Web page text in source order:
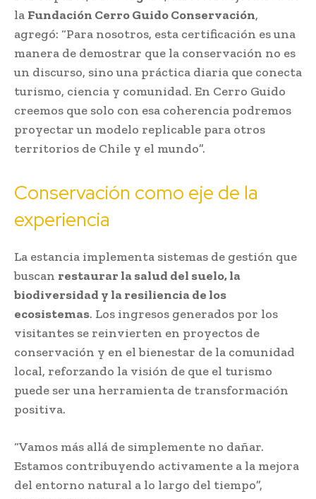
la Fundación Cerro Guido Conservación,
agregó: “Para nosotros, esta certificación es una
manera de demostrar que la conservación no es
un discurso, sino una práctica diaria que conecta
turismo, ciencia y comunidad. En Cerro Guido
creemos que solo con esa coherencia podremos
proyectar un modelo replicable para otros
territorios de Chile y el mundo”.
Conservación como eje de la
experiencia
La estancia implementa sistemas de gestión que
buscan restaurar la salud del suelo, la
biodiversidad y la resiliencia de los
ecosistemas. Los ingresos generados por los
visitantes se reinvierten en proyectos de
conservación y en el bienestar de la comunidad
local, reforzando la visión de que el turismo
puede ser una herramienta de transformación
positiva.
“Vamos más allá de simplemente no dañar.
Estamos contribuyendo activamente a la mejora
del entorno natural a lo largo del tiempo”,